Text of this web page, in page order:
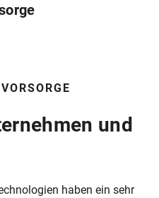
und
haben ein sehr